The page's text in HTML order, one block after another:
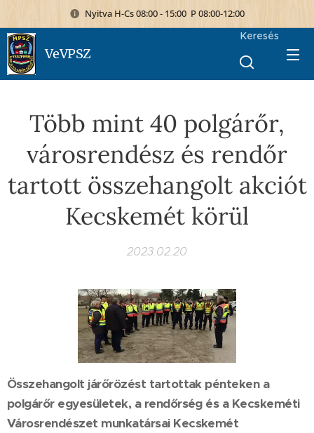
Nyitva H-Cs 08:00 - 15:00 P 08:00-12:00
VeVPSZ
Keresés
Több mint 40 polgárőr,
városrendész és rendőr
tartott összehangolt akciót
Kecskemét körül
2023.02.20
Összehangolt járőrözést tartottak pénteken a
polgárőr egyesületek, a rendőrség és a Kecskeméti
Városrendészet munkatársai Kecskemét